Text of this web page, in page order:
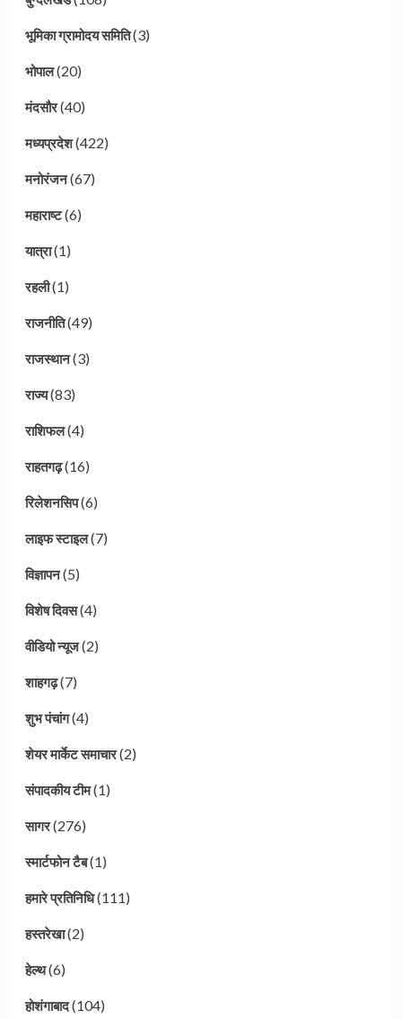
भूमिका ग्रामोदय समिति(3)
भोपाल(20)
मंदसौर(40)
मध्यप्रदेश(422)
मनोरंजन(67)
महाराष्ट(6)
यात्रा(1)
रहली(1)
राजनीति(49)
राजस्थान(3)
राज्य(83)
राशिफल(4)
राहतगढ़(16)
रिलेशनसिप(6)
लाइफ स्टाइल(7)
विज्ञापन(5)
विशेष दिवस(4)
वीडियो न्यूज(2)
शाहगढ़(7)
शुभ पंचांग(4)
शेयर मार्केट समाचार(2)
संपादकीय टीम(1)
सागर(276)
स्मार्टफोन टैब(1)
हमारे प्रतिनिधि(111)
हस्तरेखा(2)
हेल्थ(6)
होशंगाबाद(104)